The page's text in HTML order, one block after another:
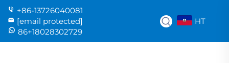
+86-13726040081
[email protected]
86+18028302729
HT